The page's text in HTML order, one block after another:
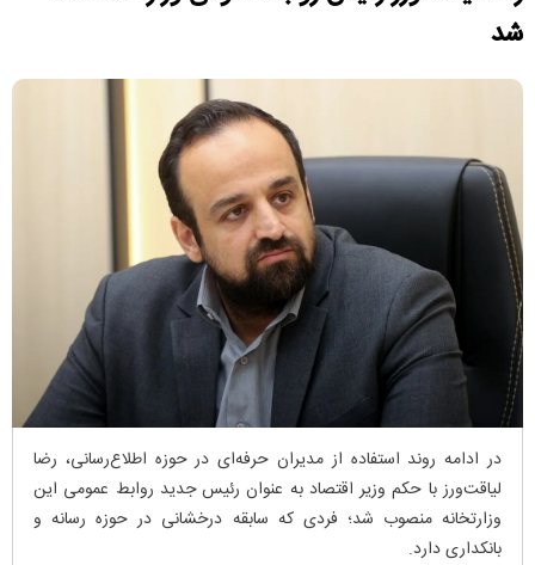
شد
در ادامه روند استفاده از مدیران حرفه‌ای در حوزه اطلاع‌رسانی، رضا
لیاقت‌ورز با حکم وزیر اقتصاد به عنوان رئیس جدید روابط عمومی این
وزارتخانه منصوب شد؛ فردی که سابقه درخشانی در حوزه رسانه و
بانکداری دارد.